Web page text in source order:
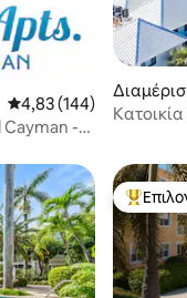
Μέση βαθμολογία: 4,83
4,83 (144)
-
ile Beach